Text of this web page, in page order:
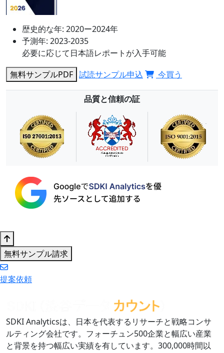
歴史的な年: 2020ー2024年
予測年: 2023-2035
必要に応じて日本語レポートが入手可能
無料サンプルPDF 試読サンプル申込 今買う
品質と信頼の証
無料サンプル請求
提案依頼
SDKI Analyticsは、日本を代表するリサーチと戦略コンサ
ルティング会社です。フォーチュン500企業と幅広い産業
と背景を持つ幅広い実績を有しています。300,000時間以